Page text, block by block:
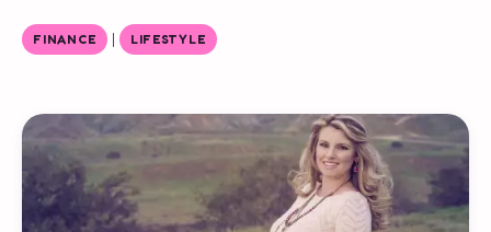
FINANCE | LIFESTYLE